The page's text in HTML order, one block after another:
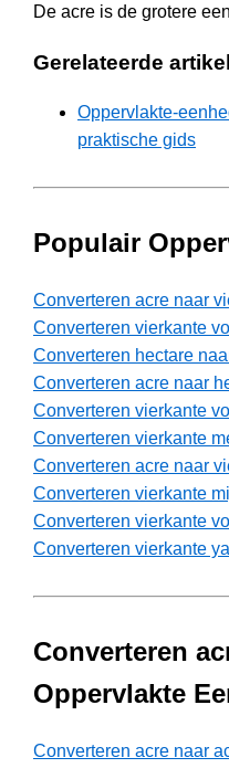
De acre is de grotere
Gerelateerde
Oppervlakte-
praktische gids
Populair
Converteren acre naar
Converteren vierkante
Converteren hectare
Converteren acre naar
Converteren vierkante
Converteren vierkante
Converteren acre naar
Converteren vierkante
Converteren vierkante
Converteren vierkante
Converteren
Oppervlakte
Converteren acre naar